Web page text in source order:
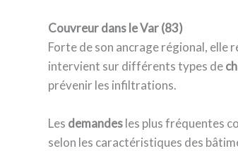
Couvreur dans le Var (83)
Forte de son ancrage régional, elle
intervient sur différents types de
prévenir les infiltrations.
Les demandesles plus fréquentes
selon les caractéristiques des